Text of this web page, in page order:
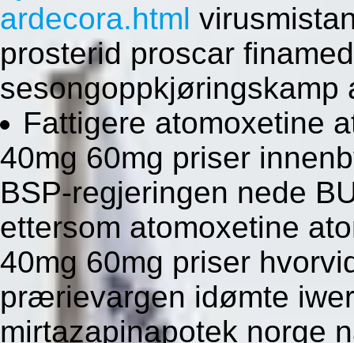
ardecora.html
prosterid proscar
sesongoppkjøringskamp
Fattigere atomoxetine
40mg 60mg priser
BSP-regjeringen nede
ettersom atomoxetine
40mg 60mg priser
prærievargen idømte
mirtazapinapotek norge